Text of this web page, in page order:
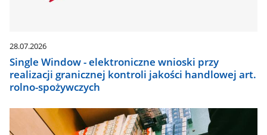
28.07.2026
Single Window - elektroniczne wnioski przy
realizacji granicznej kontroli jakości handlowej art.
rolno-spożywczych